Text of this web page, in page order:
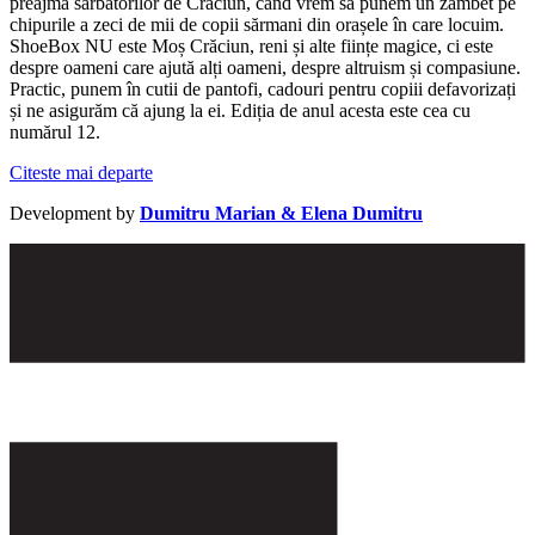
chipurile a zeci de mii de copii sărmani din orașele în care locuim.
ShoeBox NU este Moș Crăciun, reni și alte ființe magice, ci este
despre oameni care ajută alți oameni, despre altruism și compasiune.
Practic, punem în cutii de pantofi, cadouri pentru copiii defavorizați
și ne asigurăm că ajung la ei. Ediția de anul acesta este cea cu
numărul 12.
Citeste mai departe
Development by Dumitru Marian & Elena Dumitru